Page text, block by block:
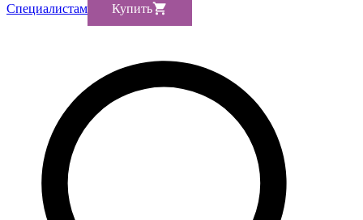
Cпециалистам Купить